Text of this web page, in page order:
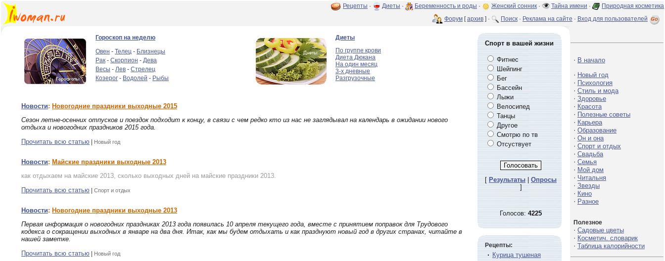
Рецепты · Диеты · Беременность и роды · Женский сонник · Тайна имени ·
Природная косметика
Форум [архив ] · Поиск · Реклама на сайте · Вход для пользователей
Гороскоп на неделю
Овен - Телец - Близнецы
Рак - Скорпион - Дева
Весы - Лев - Стрелец
Козерог - Водолей - Рыбы
Диеты
По группе крови
Диета Дюкана
На один месяц
3-х дневные
Разгрузочные
Новости: Новогодние праздники выходные 2015
Сезон летне-осенних отпусков и поездок подходит к концу, в связи с чем редко кто из нас не заглядывал на календарь в ожидании нового
отдыха и новогодних праздников 2015 года.
Прочитать всю статью | Новый год
Новости: Майские праздники выходные 2013
как отдыхаем на майские 2013, сколько выходных дней на майские праздники 2013.
Прочитать всю статью | Спорт и отдых
Новости: Новогодние праздники выходные 2013
Первая информация о новогодних праздниках 2013 года появилась 10 апреля текущего года, вместе с принятием поправок для Трудового
кодекса о сокращении выходных в январе на два дня. Итак, как мы будем отдыхать и как празднуют новый год в других странах, читайте в
нашей заметке.
Прочитать всю статью | Новый год
Спорт в вашей жизни
Фитнес
Шейпинг
Бег
Бассейн
Лыжи
Велосипед
Танцы
Другое
Смотрю по тв
Отсуствует
[ Результаты
Опросы
]
Голосов: 4225
Рецепты:
· Курица тушеная
· В начало
· Новый год
· Психология
· Стиль и мода
· Здоровье
· Красота
· Полезные советы
· Карьера
· Образование
· Он и она
· Спорт и отдых
· Свадьба
· Семья
· Мой дом
· Читальня
· Звезды
· Кино
· Разное
Полезное
· Садовые цветы
· Косметич. словарик
· Таблица калорийности